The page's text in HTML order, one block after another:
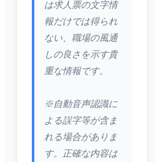
は求人票の文字情
報だけでは得られ
ない、職場の風通
しの良さを示す貴
重な情報です。
※自動音声認識に
よる誤字等が含ま
れる場合がありま
す。正確な内容は